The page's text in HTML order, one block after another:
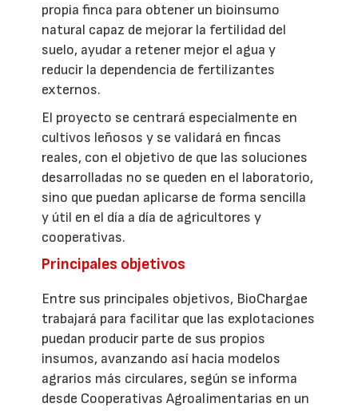
propia finca para obtener un bioinsumo
natural capaz de mejorar la fertilidad del
suelo, ayudar a retener mejor el agua y
reducir la dependencia de fertilizantes
externos.
El proyecto se centrará especialmente en
cultivos leñosos y se validará en fincas
reales, con el objetivo de que las soluciones
desarrolladas no se queden en el laboratorio,
sino que puedan aplicarse de forma sencilla
y útil en el día a día de agricultores y
cooperativas.
Principales objetivos
Entre sus principales objetivos, BioChargae
trabajará para facilitar que las explotaciones
puedan producir parte de sus propios
insumos, avanzando así hacia modelos
agrarios más circulares, según se informa
desde Cooperativas Agroalimentarias en un